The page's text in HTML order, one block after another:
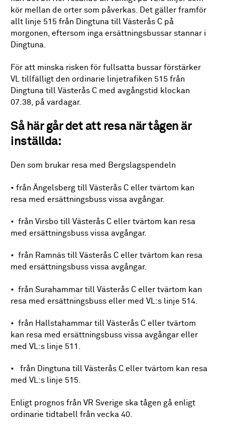
kör mellan de orter som påverkas. Det gäller framför
allt linje 515 från Dingtuna till Västerås C på
morgonen, eftersom inga ersättningsbussar stannar i
Dingtuna.
För att minska risken för fullsatta bussar förstärker
VL tillfälligt den ordinarie linjetrafiken 515 från
Dingtuna till Västerås C med avgångstid klockan
07.38, på vardagar.
Så här går det att resa när tågen är
inställda:
Den som brukar resa med Bergslagspendeln
• från Ängelsberg till Västerås C eller tvärtom kan
resa med ersättningsbuss vissa avgångar.
• från Virsbo till Västerås C eller tvärtom kan resa
med ersättningsbuss vissa avgångar.
• från Ramnäs till Västerås C eller tvärtom kan resa
med ersättningsbuss vissa avgångar.
• från Surahammar till Västerås C eller tvärtom kan
resa med ersättningsbuss eller med VL:s linje 514.
• från Hallstahammar till Västerås C eller tvärtom
kan resa med ersättningsbuss vissa avgångar eller
med VL:s linje 511.
• från Dingtuna till Västerås C eller tvärtom kan resa
med VL:s linje 515.
Enligt prognos från VR Sverige ska tågen gå enligt
ordinarie tidtabell från vecka 40.